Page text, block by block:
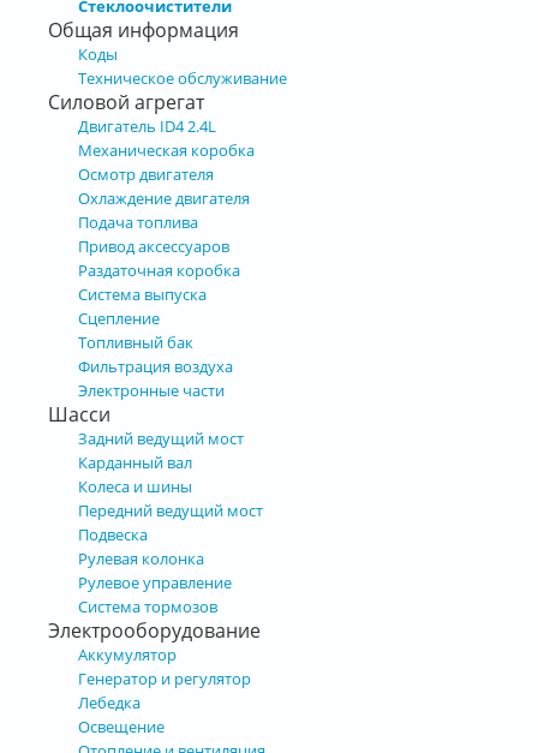
Стеклоочистители
Общая информация
Коды
Техническое обслуживание
Силовой агрегат
Двигатель ID4 2.4L
Механическая коробка
Осмотр двигателя
Охлаждение двигателя
Подача топлива
Привод аксессуаров
Раздаточная коробка
Система выпуска
Сцепление
Топливный бак
Фильтрация воздуха
Электронные части
Шасси
Задний ведущий мост
Карданный вал
Колеса и шины
Передний ведущий мост
Подвеска
Рулевая колонка
Рулевое управление
Система тормозов
Электрооборудование
Аккумулятор
Генератор и регулятор
Лебедка
Освещение